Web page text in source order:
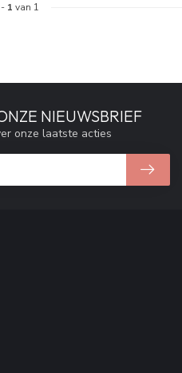
- 1 van 1
NIEUWSBRIEF
onze laatste acties